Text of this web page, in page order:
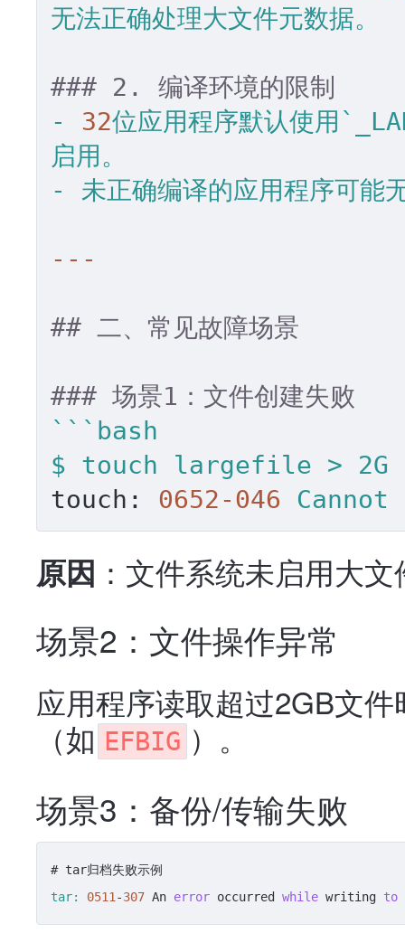
无法正确处理大文件元数据。
### 2. 编译环境的限制
-
32位应用程序默认使用
启用。
-
未正确编译的应用程序可能
## 二、常见故障场景
### 场景1：文件创建失败
```bash
$ touch largefile >
2G
touch:
0652-046 Cannot
原因 ：文件系统未启用大
场景2：文件操作异常
应用程序读取超过2GB文
（如 EFBIG ）。
场景3：备份/传输失败
tar:
0511 -307 An error occurred while writing to